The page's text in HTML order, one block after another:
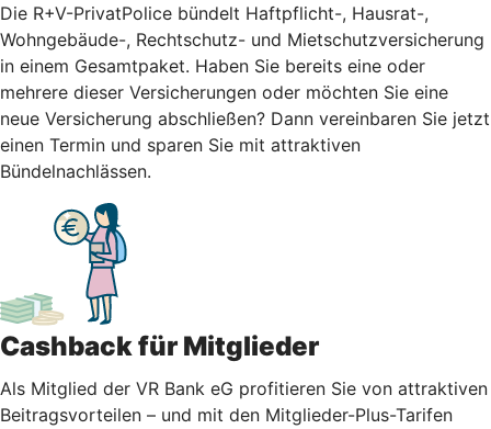
Die R+V-PrivatPolice bündelt Haftpflicht-, Hausrat-,
Wohngebäude-, Rechtschutz- und Mietschutzversicherung
in einem Gesamtpaket. Haben Sie bereits eine oder
mehrere dieser Versicherungen oder möchten Sie eine
neue Versicherung abschließen? Dann vereinbaren Sie jetzt
einen Termin und sparen Sie mit attraktiven
Bündelnachlässen.
Cashback für Mitglieder
Als Mitglied der VR Bank eG profitieren Sie von attraktiven
Beitragsvorteilen – und mit den Mitglieder-Plus-Tarifen